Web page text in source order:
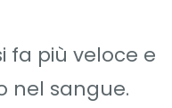
fa più veloce e
nel sangue.